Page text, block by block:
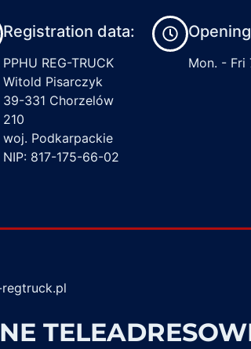
Registration data:
PPHU REG-TRUCK
Witold Pisarczyk
39-331 Chorzelów
210
woj. Podkarpackie
NIP: 817-175-66-02
Mon. - Fri